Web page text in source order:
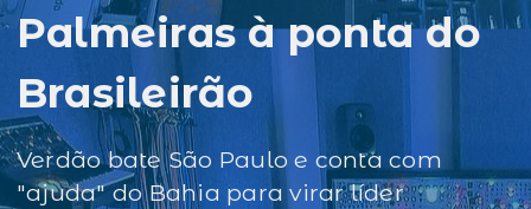
Palmeiras à ponta do
Brasileirão
Verdão bate São Paulo e conta com
"ajuda" do Bahia para virar líder